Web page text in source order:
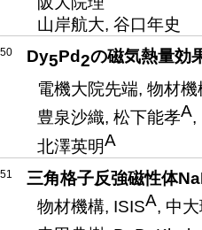
山岸航大, 谷口年史
50 Dy5Pd2の磁気熱量効
電機大院先端, 物材機
豊泉沙織, 松下能孝A,
北澤英明A
51
三角格子反強磁性体
物材機構, ISISA, 中